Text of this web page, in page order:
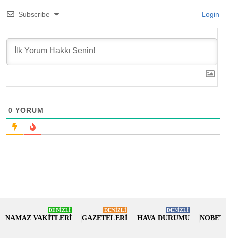
Subscribe Login
0 YORUM
NAMAZ VAKİTLERİ
DENİZLİ
GAZETELERİ
DENİZLİ
HAVA DURUMU
DENİZLİ